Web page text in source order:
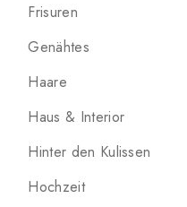
Frisuren
Genähtes
Haare
Haus & Interior
Hinter den Kulissen
Hochzeit